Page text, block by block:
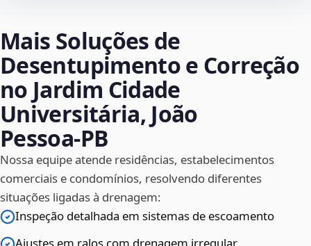
Mais Soluções de
Desentupimento e Correção
no Jardim Cidade
Universitária, João
Pessoa‑PB
Nossa equipe atende residências, estabelecimentos
comerciais e condomínios, resolvendo diferentes
situações ligadas à drenagem:
Inspeção detalhada em sistemas de escoamento